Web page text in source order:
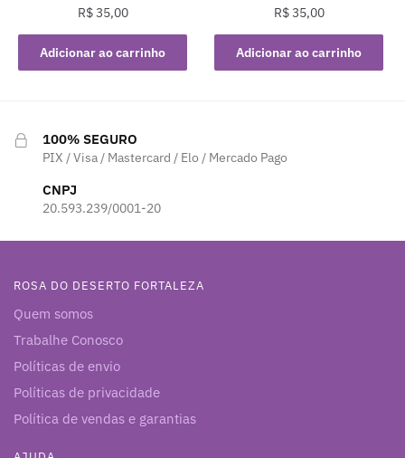
R$35,00
Adicionar ao carrinho
R$35,00
Adicionar ao carrinho
100% SEGURO
PIX / Visa / Mastercard / Elo / Mercado Pago
CNPJ
20.593.239/0001-20
ROSA DO DESERTO FORTALEZA
Quem somos
Trabalhe Conosco
Políticas de envio
Políticas de privacidade
Política de vendas e garantias